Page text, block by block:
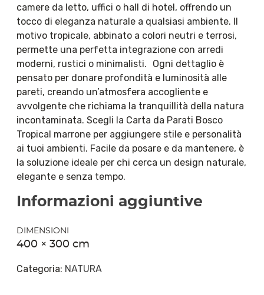
camere da letto, uffici o hall di hotel, offrendo un
tocco di eleganza naturale a qualsiasi ambiente. Il
motivo tropicale, abbinato a colori neutri e terrosi,
permette una perfetta integrazione con arredi
moderni, rustici o minimalisti. Ogni dettaglio è
pensato per donare profondità e luminosità alle
pareti, creando un’atmosfera accogliente e
avvolgente che richiama la tranquillità della natura
incontaminata. Scegli la Carta da Parati Bosco
Tropical marrone per aggiungere stile e personalità
ai tuoi ambienti. Facile da posare e da mantenere, è
la soluzione ideale per chi cerca un design naturale,
elegante e senza tempo.
Informazioni aggiuntive
DIMENSIONI
400 × 300 cm
Categoria: NATURA